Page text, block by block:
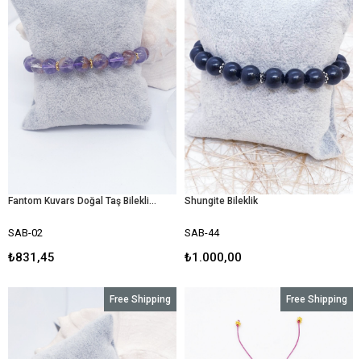
Fantom Kuvars Doğal Taş Bilekliği
SAB-02
₺831,45
Shungite Bileklik
SAB-44
₺1.000,00
Free Shipping Free Shipping